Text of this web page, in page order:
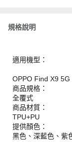
規格說明
適用機型：
OPPO Find X9 5G
商品規格：
全覆式
商品材質：
TPU+PU
提供顏色：
黑色、深藍色、紫